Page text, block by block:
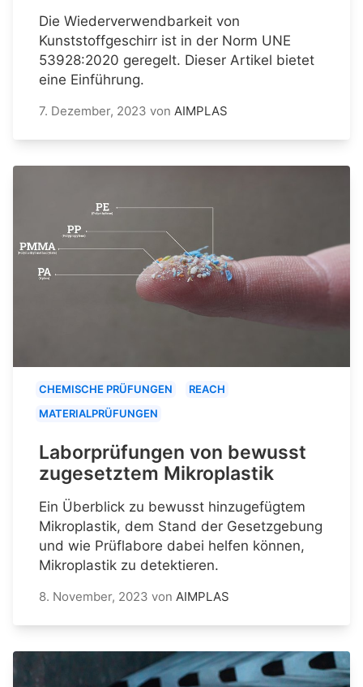
Die Wiederverwendbarkeit von
Kunststoffgeschirr ist in der Norm UNE
53928:2020 geregelt. Dieser Artikel bietet
eine Einführung.
7. Dezember, 2023 von AIMPLAS
CHEMISCHE PRÜFUNGEN
REACH
MATERIALPRÜFUNGEN
Laborprüfungen von bewusst
zugesetztem Mikroplastik
Ein Überblick zu bewusst hinzugefügtem
Mikroplastik, dem Stand der Gesetzgebung
und wie Prüflabore dabei helfen können,
Mikroplastik zu detektieren.
8. November, 2023 von AIMPLAS